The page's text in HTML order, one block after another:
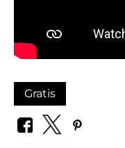
Gratis